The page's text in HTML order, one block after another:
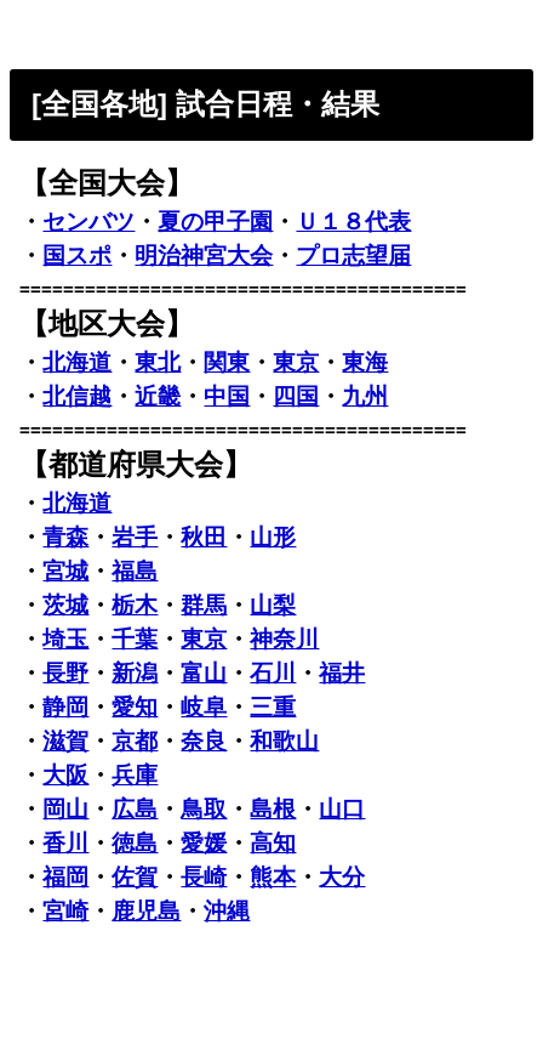
[全国各地] 試合日程・結果
【全国大会】
・ センバツ ・ 夏の甲子園 ・ Ｕ１８代表
・ 国スポ ・ 明治神宮大会・ プロ志望届
=========================================
【地区大会】
・北海道 ・東北・ 関東 ・東京 ・東海
・北信越 ・近畿 ・ 中国 ・ 四国 ・ 九州
=========================================
【都道府県大会】
・北海道
・青森 ・岩手 ・秋田 ・ 山形
・宮城 ・福島
・茨城 ・栃木・群馬 ・ 山梨
・埼玉 ・千葉 ・東京 ・神奈川
・長野 ・ 新潟 ・富山 ・石川 ・福井
・静岡 ・愛知 ・岐阜 ・ 三重
・滋賀 ・京都 ・奈良 ・和歌山
・ 大阪 ・兵庫
・ 岡山 ・ 広島 ・ 鳥取 ・島根 ・ 山口
・香川 ・徳島 ・愛媛 ・高知
・福岡 ・佐賀 ・長崎・ 熊本・ 大分
・宮崎・ 鹿児島 ・沖縄